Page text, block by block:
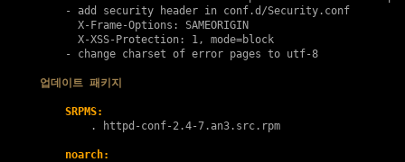
    - add security header in conf.d/Security.conf
      X-Frame-Options: SAMEORIGIN
      X-XSS-Protection: 1, mode=block
    - change charset of error pages to utf-8
업데이트 패키지
SRPMS:
        .
httpd-conf-2.4-7.an3.src.rpm
noarch: